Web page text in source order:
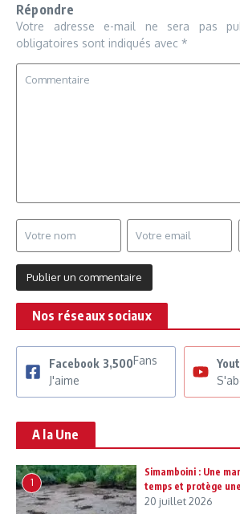
Répondre
Votre adresse e-mail ne sera pas
obligatoires sont indiqués avec *
Nos réseaux sociaux
Facebook 3,500Fans
J'aime
A la Une
1
Simamboini : Une
temps et protège
20 juillet 2026